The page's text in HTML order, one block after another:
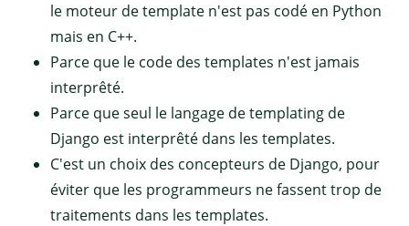
le moteur de template n'est pas codé en Python
mais en C++.
Parce que le code des templates n'est jamais
interprêté.
Parce que seul le langage de templating de
Django est interprêté dans les templates.
C'est un choix des concepteurs de Django, pour
éviter que les programmeurs ne fassent trop de
traitements dans les templates.